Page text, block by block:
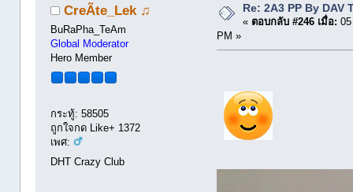
CreÃte_Lek ♫
BuRaPha_TeAm
Global Moderator
Hero Member
กระทู้: 58505
ถูกใจกด Like+ 1372
เพศ:
DHT Crazy Club
Re: 2A3 PP By DAV
« ตอบกลับ #246 เมื่อ:
PM »